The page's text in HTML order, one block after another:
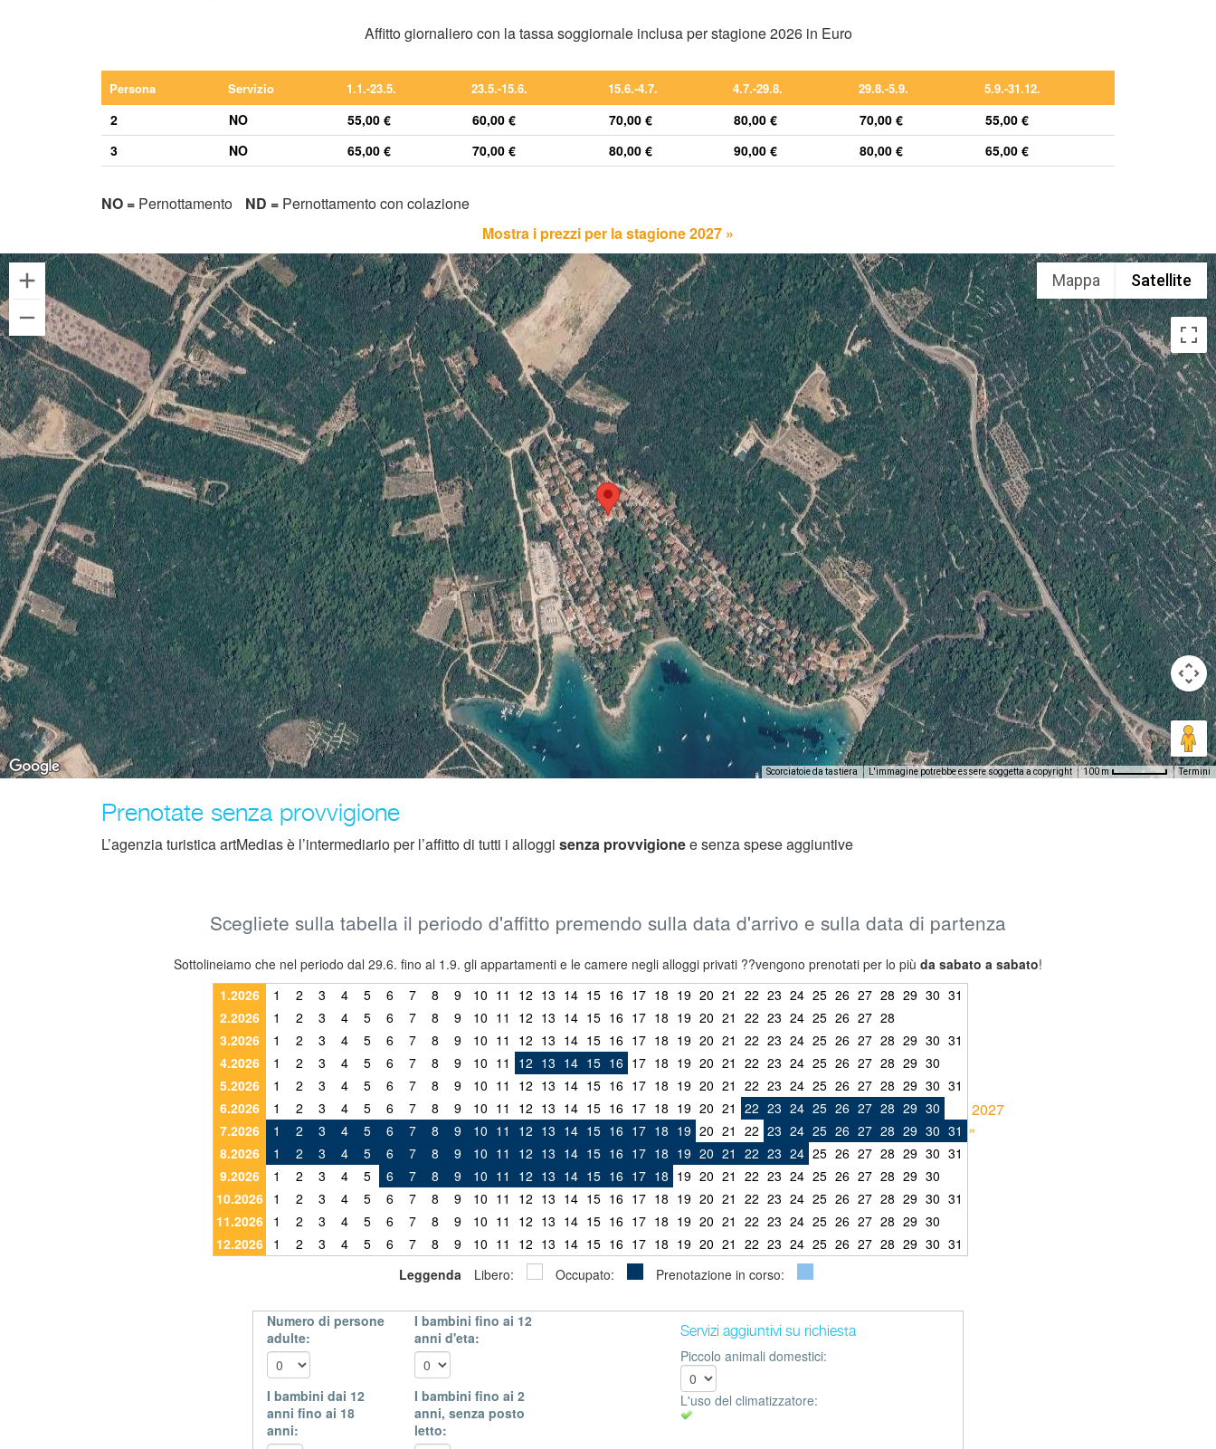
Affitto giornaliero con la tassa soggiornale inclusa per stagione 2026 in Euro
Persona Servizio 1.1.-23.5. 23.5.-15.6. 15.6.-4.7. 4.7.-29.8. 29.8.-5.9. 5.9.-31.12.
2 NO 55,00 € 60,00 € 70,00 € 80,00 € 70,00 €
55,00 €
3
NO 65,00 € 70,00 € 80,00 € 90,00 € 80,00 € 65,00 €
NO = Pernottamento ND = Pernottamento con colazione
Mostra i prezzi per la stagione 2027 »
Mappa Satellite
Scorciatoie da tastiera L'immagine potrebbe essere soggetta a copyright 100 m Termini
Prenotate senza provvigione
L’agenzia turistica artMedias è l’intermediario per l’affitto di tutti i alloggi senza provvigionee senza spese aggiuntive
Scegliete sulla tabella il periodo d'affitto premendo sulla data d'arrivo e sulla data di partenza
Sottolineiamo che nel periodo dal 29.6. fino al 1.9. gli appartamenti e le camere negli alloggi privati ??vengono prenotati per lo più da sabato a sabato!
1.2026
1 2 3 4 5 6 7 8 9 10 11 12 13 14 15 16 17 18 19 20 21 22 23 24 25 26 27 28 29 30 31
2.2026
1 2 3 4 5 6 7 8 9 10 11 12 13 14 15 16 17 18 19 20 21 22 23 24 25 26 27 28
3.2026
1 2 3 4 5 6 7 8 9 10 11 12 13 14 15 16 17 18 19 20 21 22 23 24 25 26 27 28 29 30 31
4.2026
1 2 3 4 5 6 7 8 9 10 11 12 13 14 15 16 17 18 19 20 21 22 23 24 25 26 27 28 29 30
5.2026
1 2 3 4 5 6 7 8 9 10 11 12 13 14 15 16 17 18 19 20 21 22 23 24 25 26 27 28 29 30 31
6.2026
1 2 3 4 5 6 7 8 9 10 11 12 13 14 15 16 17 18 19 20 21 22 23 24 25 26 27 28 29 30
7.2026
1 2 3 4 5 6 7 8 9 10 11 12 13 14 15 16 17 18 19 20 21 22 23 24 25 26 27 28 29 30 31
8.2026
1 2 3 4 5 6 7 8 9 10 11 12 13 14 15 16 17 18 19 20 21 22 23 24 25 26 27 28 29 30 31
9.2026
1 2 3 4 5 6 7 8 9 10 11 12 13 14 15 16 17 18 19 20 21 22 23 24 25 26 27 28 29 30
10.2026
1 2 3 4 5 6 7 8 9 10 11 12 13 14 15 16 17 18 19 20 21 22 23 24 25 26 27 28 29 30 31
11.2026
1 2 3 4 5 6 7 8 9 10 11 12 13 14 15 16 17 18 19 20 21 22 23 24 25 26 27 28 29 30
12.2026
1 2 3 4 5 6 7 8 9 10 11 12 13 14 15 16 17 18 19 20 21 22 23 24 25 26 27 28 29 30 31
2027
»
Leggenda Libero: Occupato: Prenotazione in corso:
Numero di persone
adulte:
I bambini dai 12
anni fino ai 18
anni:
I bambini fino ai 12
anni d'eta:
I bambini fino ai 2
anni, senza posto
letto:
Servizi aggiuntivi su richiesta
Piccolo animali domestici:
L'uso del climatizzatore: